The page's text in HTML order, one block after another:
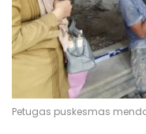
Petugas puskesmas